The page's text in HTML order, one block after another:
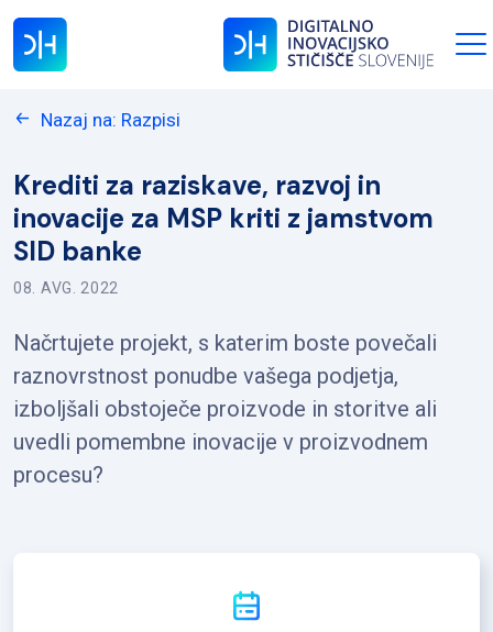
Nazaj na: Razpisi
Krediti za raziskave, razvoj in
inovacije za MSP kriti z jamstvom
SID banke
08. AVG. 2022
Načrtujete projekt, s katerim boste povečali
raznovrstnost ponudbe vašega podjetja,
izboljšali obstoječe proizvode in storitve ali
uvedli pomembne inovacije v proizvodnem
procesu?